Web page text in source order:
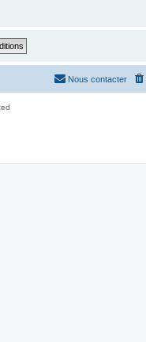
Nous contacter